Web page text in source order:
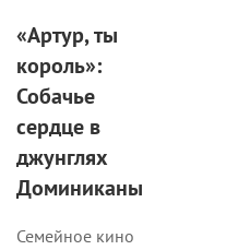
«Артур, ты
король»:
Собачье
сердце в
джунглях
Доминиканы
Семейное кино